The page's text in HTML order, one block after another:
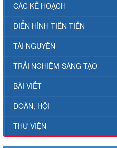
CÁC KẾ HOẠCH
ĐIỂN HÌNH TIÊN TIẾN
TÀI NGUYÊN
TRẢI NGHIỆM-SÁNG TẠO
BÀI VIẾT
ĐOÀN, HỘI
THƯ VIỆN